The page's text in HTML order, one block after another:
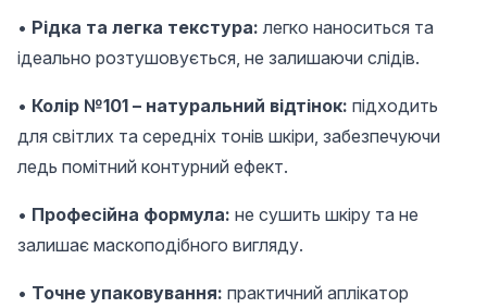
• Рідка та легка текстура: легко наноситься та
ідеально розтушовується, не залишаючи слідів.
• Колір №101 – натуральний відтінок: підходить
для світлих та середніх тонів шкіри, забезпечуючи
ледь помітний контурний ефект.
• Професійна формула: не сушить шкіру та не
залишає маскоподібного вигляду.
• Точне упаковування: практичний аплікатор